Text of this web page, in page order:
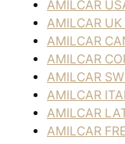
AMILCAR
AMILCAR
AMILCAR
AMILCAR
AMILCAR
AMILCAR
AMILCAR
AMILCAR